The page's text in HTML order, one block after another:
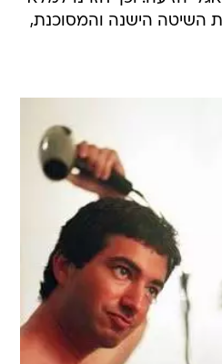
השיטה הישנה והמסוכנת,